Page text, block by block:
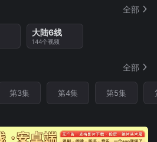
全部
大陆6线
144个视频
全部
第3集 第4集 第5集